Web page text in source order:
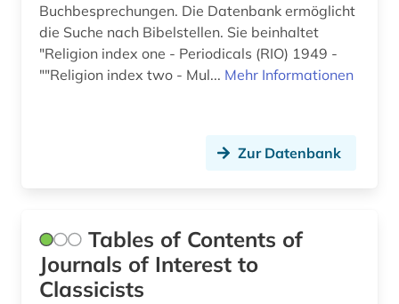
studien des 18. jahrhunderts (1)
theologie (24)
bibliothekswesen, handschriftenkunde (1)
wörterbuch (5)
zitierindex (1)
Buchbesprechungen. Die Datenbank ermöglicht
die Suche nach Bibelstellen. Sie beinhaltet
"Religion index one - Periodicals (RIO) 1949 -
""Religion index two - Mul... Mehr Informationen
Zur Datenbank
Tables of Contents of
Journals of Interest to
Classicists